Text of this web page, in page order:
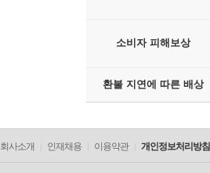
소비자 피해보상
환불 지연에 따른 배상
회사소개 인재채용 이용약관 개인정보처리방침